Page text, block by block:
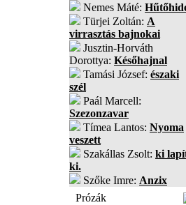
Nemes Máté:
Türjei Zoltán: A
virrasztás bajnokai
Jusztin-Horváth
Dorottya: Későhajnal
Tamási József: északi
szél
Paál Marcell:
Szezonzavar
Tímea Lantos: Nyoma
veszett
Szakállas Zsolt: ki
ki.
Szőke Imre: Anzix
Prózák